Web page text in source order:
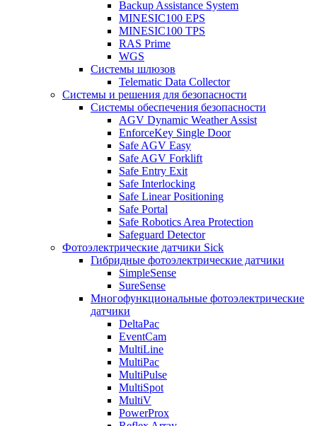
Backup Assistance System
MINESIC100 EPS
MINESIC100 TPS
RAS Prime
WGS
Системы шлюзов
Telematic Data Collector
Системы и решения для безопасности
Системы обеспечения безопасности
AGV Dynamic Weather Assist
EnforceKey Single Door
Safe AGV Easy
Safe AGV Forklift
Safe Entry Exit
Safe Interlocking
Safe Linear Positioning
Safe Portal
Safe Robotics Area Protection
Safeguard Detector
Фотоэлектрические датчики Sick
Гибридные фотоэлектрические датчики
SimpleSense
SureSense
Многофункциональные фотоэлектрические
датчики
DeltaPac
EventCam
MultiLine
MultiPac
MultiPulse
MultiSpot
MultiV
PowerProx